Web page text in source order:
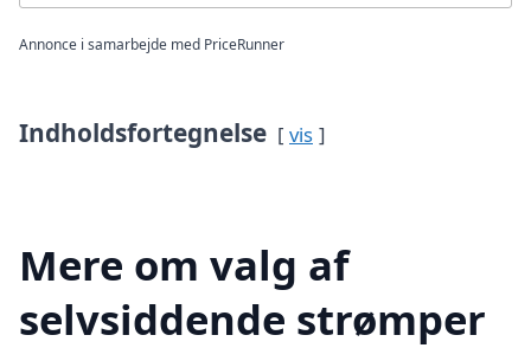
Annonce i samarbejde med PriceRunner
Indholdsfortegnelse vis
Mere om valg af
selvsiddende strømper